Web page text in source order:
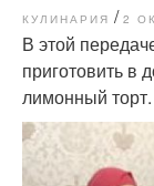
КУЛИНАРИЯ / 2
В этой
приготовить в
лимонный торт.